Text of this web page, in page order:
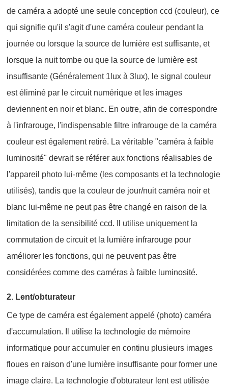
de caméra a adopté une seule conception ccd (couleur), ce
qui signifie qu'il s'agit d'une caméra couleur pendant la
journée ou lorsque la source de lumière est suffisante, et
lorsque la nuit tombe ou que la source de lumière est
insuffisante (Généralement 1lux à 3lux), le signal couleur
est éliminé par le circuit numérique et les images
deviennent en noir et blanc. En outre, afin de correspondre
à l'infrarouge, l'indispensable filtre infrarouge de la caméra
couleur est également retiré. La véritable "caméra à faible
luminosité" devrait se référer aux fonctions réalisables de
l'appareil photo lui-même (les composants et la technologie
utilisés), tandis que la couleur de jour/nuit caméra noir et
blanc lui-même ne peut pas être changé en raison de la
limitation de la sensibilité ccd. Il utilise uniquement la
commutation de circuit et la lumière infrarouge pour
améliorer les fonctions, qui ne peuvent pas être
considérées comme des caméras à faible luminosité.
2. Lent/obturateur
Ce type de caméra est également appelé (photo) caméra
d'accumulation. Il utilise la technologie de mémoire
informatique pour accumuler en continu plusieurs images
floues en raison d'une lumière insuffisante pour former une
image claire. La technologie d'obturateur lent est utilisée